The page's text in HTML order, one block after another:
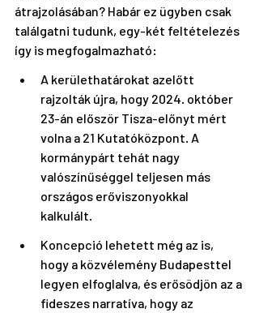
átrajzolásában? Habár ez ügyben csak
találgatni tudunk, egy-két feltételezés
így is megfogalmazható:
A kerülethatárokat azelőtt
rajzolták újra, hogy 2024. október
23-án először Tisza-előnyt mért
volna a 21 Kutatóközpont. A
kormánypárt tehát nagy
valószínűséggel teljesen más
országos erőviszonyokkal
kalkulált.
Koncepció lehetett még az is,
hogy a közvélemény Budapesttel
legyen elfoglalva, és erősödjön az a
fideszes narratíva, hogy az